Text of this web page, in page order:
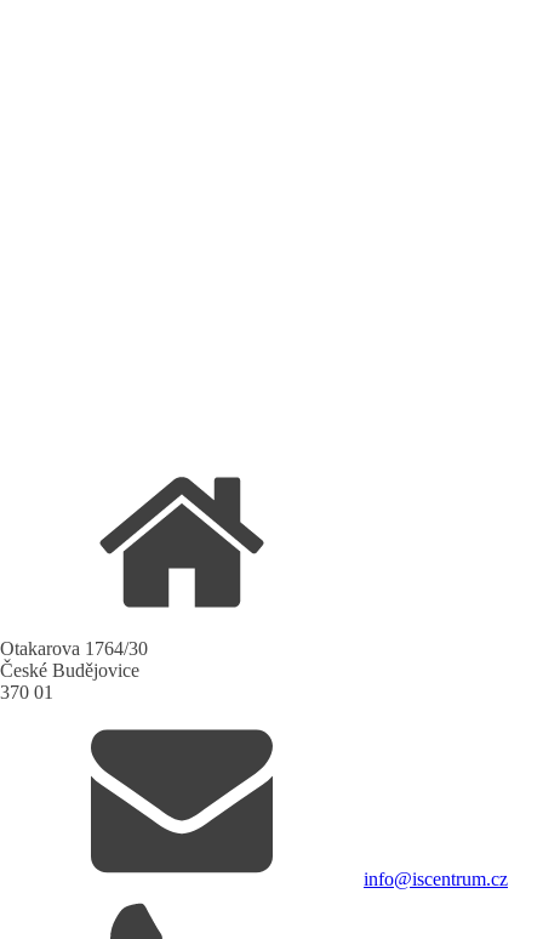
Otakarova 1764/30
České Budějovice
370 01
info@iscentrum.cz